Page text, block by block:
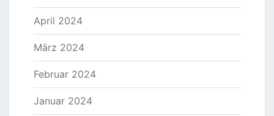
April 2024
März 2024
Februar 2024
Januar 2024